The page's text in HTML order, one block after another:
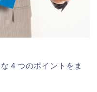
４つのポイントをま